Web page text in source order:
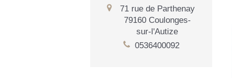
71 rue de Parthenay
79160 Coulonges-
sur-l'Autize
0536400092